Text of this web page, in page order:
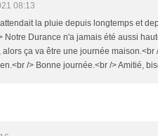
08:13
la pluie depuis longtemps et
Notre Durance n'a jamais été aussi
ça va être une journée
/> Bonne journée.<br /> Amitié,